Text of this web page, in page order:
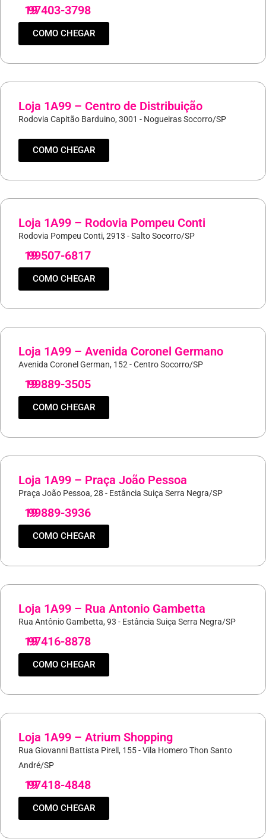
19
97403-3798
COMO CHEGAR
Loja 1A99 – Centro de Distribuição
Rodovia Capitão Barduino, 3001 - Nogueiras Socorro/SP
COMO CHEGAR
Loja 1A99 – Rodovia Pompeu Conti
Rodovia Pompeu Conti, 2913 - Salto Socorro/SP
19
99507-6817
COMO CHEGAR
Loja 1A99 – Avenida Coronel Germano
Avenida Coronel German, 152 - Centro Socorro/SP
19
99889-3505
COMO CHEGAR
Loja 1A99 – Praça João Pessoa
Praça João Pessoa, 28 - Estância Suiça Serra Negra/SP
19
99889-3936
COMO CHEGAR
Loja 1A99 – Rua Antonio Gambetta
Rua Antônio Gambetta, 93 - Estância Suiça Serra Negra/SP
19
97416-8878
COMO CHEGAR
Loja 1A99 – Atrium Shopping
Rua Giovanni Battista Pirell, 155 - Vila Homero Thon Santo
André/SP
19
97418-4848
COMO CHEGAR